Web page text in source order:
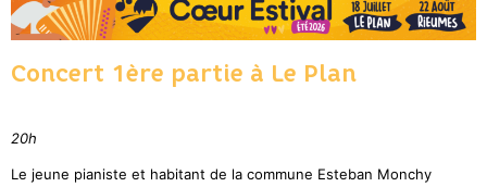
Concert 1ère partie à Le Plan
20h
Le jeune pianiste et habitant de la commune Esteban Monchy